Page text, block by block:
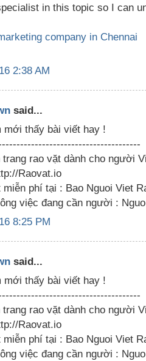
in this topic so I can
company in Chennai
2:38 AM
said...
mới thấy bài viết hay !
trang rao vặt dành cho người
Raovat.io
miễn phí tại : Bao Nguoi Viet
việc đang cần người :
8:25 PM
said...
mới thấy bài viết hay !
trang rao vặt dành cho người
Raovat.io
miễn phí tại : Bao Nguoi Viet
việc đang cần người :